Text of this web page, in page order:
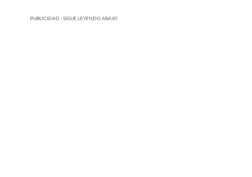
PUBLICIDAD - SIGUE LEYENDO ABAJO